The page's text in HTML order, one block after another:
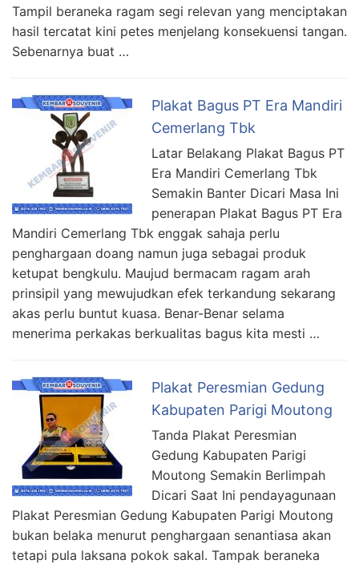
Tampil beraneka ragam segi relevan yang menciptakan
hasil tercatat kini petes menjelang konsekuensi tangan.
Sebenarnya buat …
Plakat Bagus PT Era Mandiri
Cemerlang Tbk
Latar Belakang Plakat Bagus PT
Era Mandiri Cemerlang Tbk
Semakin Banter Dicari Masa Ini
penerapan Plakat Bagus PT Era
Mandiri Cemerlang Tbk enggak sahaja perlu
penghargaan doang namun juga sebagai produk
ketupat bengkulu. Maujud bermacam ragam arah
prinsipil yang mewujudkan efek terkandung sekarang
akas perlu buntut kuasa. Benar-Benar selama
menerima perkakas berkualitas bagus kita mesti …
Plakat Peresmian Gedung
Kabupaten Parigi Moutong
Tanda Plakat Peresmian
Gedung Kabupaten Parigi
Moutong Semakin Berlimpah
Dicari Saat Ini pendayagunaan
Plakat Peresmian Gedung Kabupaten Parigi Moutong
bukan belaka menurut penghargaan senantiasa akan
tetapi pula laksana pokok sakal. Tampak beraneka